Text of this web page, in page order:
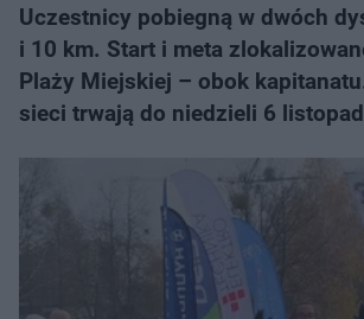
Uczestnicy pobiegną w dwóch
i 10 km. Start i meta
Plaży Miejskiej – obok
sieci trwają do niedzieli 6